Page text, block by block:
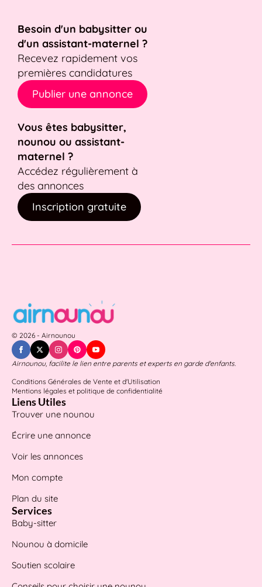
Besoin d'un babysitter ou
d'un assistant-maternel ?
Recevez rapidement vos
premières candidatures
Publier une annonce
Vous êtes babysitter,
nounou ou assistant-
maternel ?
Accédez régulièrement à
des annonces
Inscription gratuite
© 2026 - Airnounou
Airnounou, facilite le lien entre parents et experts en garde d'enfants.
Conditions Générales de Vente et d'Utilisation
Mentions légales et politique de confidentialité
Liens Utiles
Trouver une nounou
Écrire une annonce
Voir les annonces
Mon compte
Plan du site
Services
Baby-sitter
Nounou à domicile
Soutien scolaire